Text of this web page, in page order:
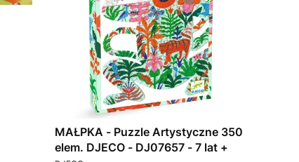
MAŁPKA - Puzzle Artystyczne 350
elem. DJECO - DJ07657 - 7 lat +